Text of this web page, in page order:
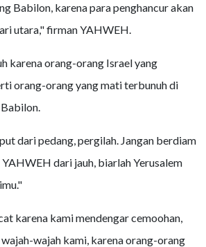
Babilon, karena para penghancur akan
utara," firman YAHWEH.
karena orang-orang Israel yang
orang-orang yang mati terbunuh di
dari pedang, pergilah. Jangan berdiam
dari jauh, biarlah Yerusalem
karena kami mendengar cemoohan,
wajah kami, karena orang-orang